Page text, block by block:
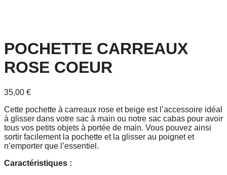
POCHETTE CARREAUX
ROSE COEUR
35,00 €
Cette pochette à carreaux rose et beige est l’accessoire idéal
à glisser dans votre sac à main ou notre sac cabas pour avoir
tous vos petits objets à portée de main. Vous pouvez ainsi
sortir facilement la pochette et la glisser au poignet et
n’emporter que l’essentiel.
Caractéristiques :